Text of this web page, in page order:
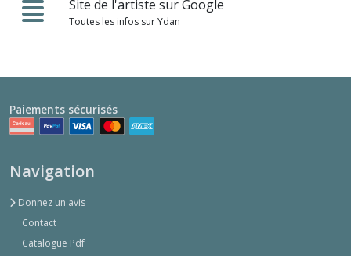
Site de l'artiste sur Google
Toutes les infos sur Ydan
Paiements sécurisés
Navigation
Donnez un avis
Contact
Catalogue Pdf